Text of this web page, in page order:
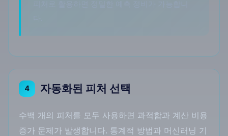
4 자동화된 피처 선택
수백 개의 피처를 모두 사용하면 과적합과 계산 비용
증가 문제가 발생합니다. 통계적 방법과 머신러닝 기